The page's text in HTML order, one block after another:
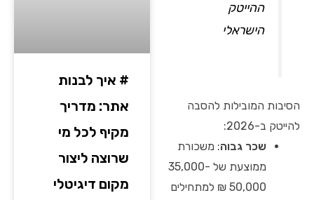
ההייטק
הישראלי
הסיבות המובילות להסבה
להייטק ב-2026:
שכר גבוה: משכורת
ממוצעת של 35,000-
50,000 ₪ למתחילים
# איך לבנות
אתר: מדריך
מקיף לכל מי
שרוצה ליצור
מקום דיגיטלי